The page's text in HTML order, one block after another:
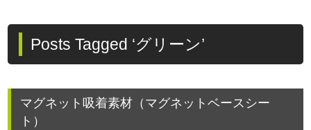
Posts Tagged ‘グリーン’
マグネット吸着素材（マグネットベースシー
ト）